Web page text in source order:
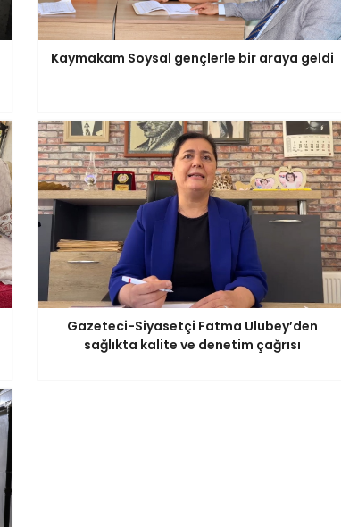
Kaymakam Soysal gençlerle bir araya geldi
Gazeteci-Siyasetçi Fatma Ulubey’den
sağlıkta kalite ve denetim çağrısı